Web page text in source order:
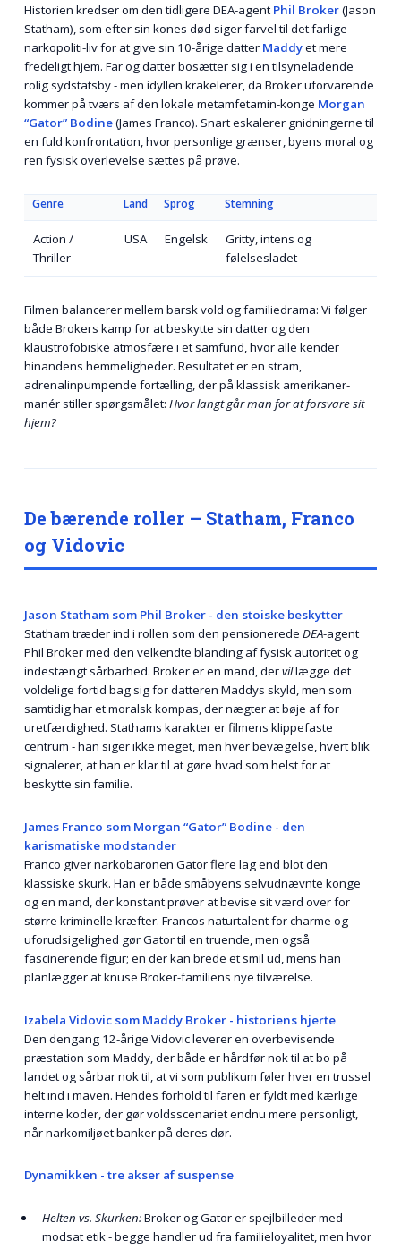
Historien kredser om den tidligere DEA-agent Phil Broker(Jason
Statham), som efter sin kones død siger farvel til det farlige
narkopoliti-liv for at give sin 10-årige datter Maddyet mere
fredeligt hjem. Far og datter bosætter sig i en tilsyneladende
rolig sydstatsby - men idyllen krakelerer, da Broker uforvarende
kommer på tværs af den lokale metamfetamin-konge Morgan
“Gator” Bodine(James Franco). Snart eskalerer gnidningerne til
en fuld konfrontation, hvor personlige grænser, byens moral og
ren fysisk overlevelse sættes på prøve.
Genre Land Sprog Stemning
Action /
Thriller
USA Engelsk
Gritty, intens og
følelsesladet
Filmen balancerer mellem barsk vold og familiedrama: Vi følger
både Brokers kamp for at beskytte sin datter og den
klaustrofobiske atmosfære i et samfund, hvor alle kender
hinandens hemmeligheder. Resultatet er en stram,
adrenalinpumpende fortælling, der på klassisk amerikaner-
manér stiller spørgsmålet: Hvor langt går man for at forsvare sit
hjem?
De bærende roller – Statham, Franco
og Vidovic
Jason Statham som Phil Broker - den stoiske beskytter
Statham træder ind i rollen som den pensionerede DEA-agent
Phil Broker med den velkendte blanding af fysisk autoritet og
indestængt sårbarhed. Broker er en mand, dervillægge det
voldelige fortid bag sig for datteren Maddys skyld, men som
samtidig har et moralsk kompas, der nægter at bøje af for
uretfærdighed. Stathams karakter er filmens klippefaste
centrum - han siger ikke meget, men hver bevægelse, hvert blik
signalerer, at han er klar til at gøre hvad som helst for at
beskytte sin familie.
James Franco som Morgan “Gator” Bodine - den
karismatiske modstander
Franco giver narkobaronen Gator flere lag end blot den
klassiske skurk. Han er både småbyens selvudnævnte konge
og en mand, der konstant prøver at bevise sit værd over for
større kriminelle kræfter. Francos naturtalent for charme og
uforudsigelighed gør Gator til en truende, men også
fascinerende figur; en der kan brede et smil ud, mens han
planlægger at knuse Broker-familiens nye tilværelse.
Izabela Vidovic som Maddy Broker - historiens hjerte
Den dengang 12-årige Vidovic leverer en overbevisende
præstation som Maddy, der både er hårdfør nok til at bo på
landet og sårbar nok til, at vi som publikum føler hver en trussel
helt ind i maven. Hendes forhold til faren er fyldt med kærlige
interne koder, der gør voldsscenariet endnu mere personligt,
når narkomiljøet banker på deres dør.
Dynamikken - tre akser af suspense
Helten vs. Skurken:Broker og Gator er spejlbilleder med
modsat etik - begge handler ud fra familie­loyalitet, men hvor